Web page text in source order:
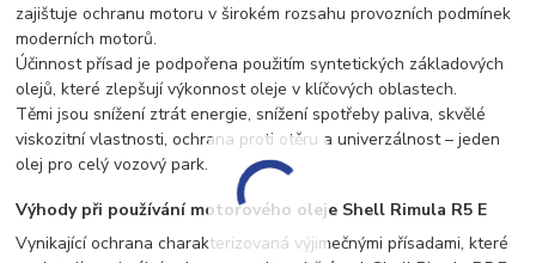
zajištuje ochranu motoru v širokém rozsahu provozních podmínek
moderních motorů.
Účinnost přísad je podpořena použitím syntetických základových
olejů, které zlepšují výkonnost oleje v klíčových oblastech.
Těmi jsou snížení ztrát energie, snížení spotřeby paliva, skvělé
viskozitní vlastnosti, ochrana proti otěru a univerzálnost – jeden
olej pro celý vozový park.
Výhody při používání motorového oleje Shell Rimula R5 E
Vynikající ochrana charakterizovaná výjimečnými přísadami, které